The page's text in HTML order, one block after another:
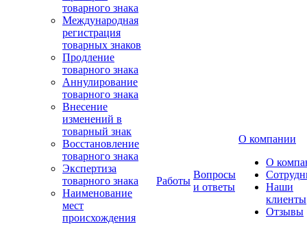
товарного знака
Международная
регистрация
товарных знаков
Продление
товарного знака
Аннулирование
товарного знака
Внесение
изменений в
товарный знак
Восстановление
товарного знака
Экспертиза
товарного знака
Наименование
мест
происхождения
Работы
Вопросы
и ответы
О компании
О
Наши
клиенты
Отзывы